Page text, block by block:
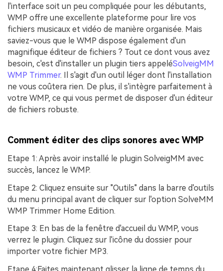
l'interface soit un peu compliquée pour les débutants,
WMP offre une excellente plateforme pour lire vos
fichiers musicaux et vidéo de manière organisée. Mais
saviez-vous que le WMP dispose également d'un
magnifique éditeur de fichiers ? Tout ce dont vous avez
besoin, c'est d'installer un plugin tiers appeléSolveigMM
WMP Trimmer. Il s'agit d'un outil léger dont l'installation
ne vous coûtera rien. De plus, il s'intègre parfaitement à
votre WMP, ce qui vous permet de disposer d'un éditeur
de fichiers robuste.
Comment éditer des clips sonores avec WMP
Etape 1: Après avoir installé le plugin SolveigMM avec
succès, lancez le WMP.
Etape 2: Cliquez ensuite sur "Outils" dans la barre d'outils
du menu principal avant de cliquer sur l'option SolveMM
WMP Trimmer Home Edition.
Etape 3: En bas de la fenêtre d'accueil du WMP, vous
verrez le plugin. Cliquez sur l'icône du dossier pour
importer votre fichier MP3.